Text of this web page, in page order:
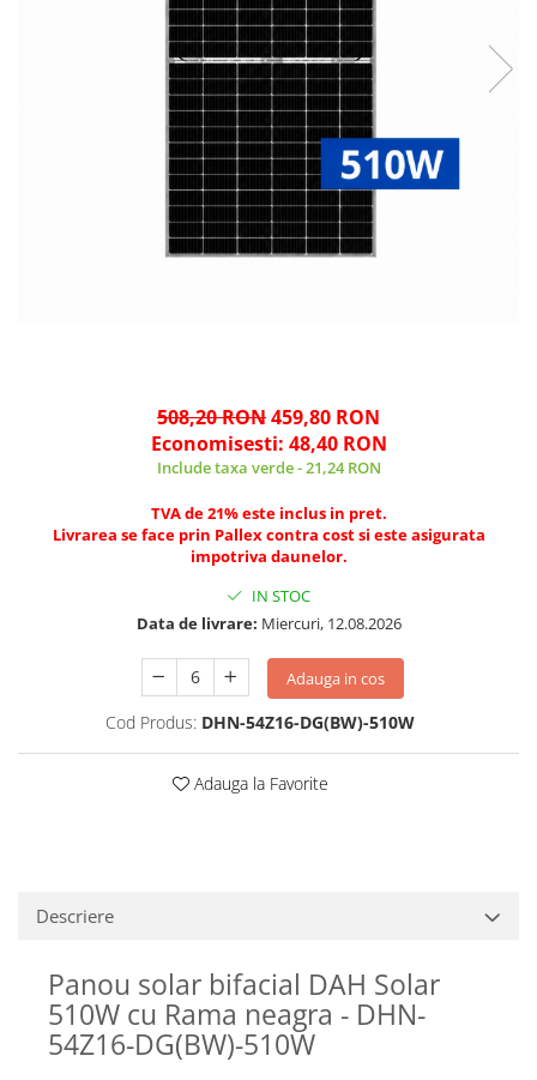
508,20 RON459,80 RON
Economisesti: 48,40 RON
Include taxa verde - 21,24 RON
TVA de 21% este inclus in pret.
Livrarea se face prin Pallex contra cost si este asigurata
impotriva daunelor.
IN STOC
Data de livrare: Miercuri, 12.08.2026
Adauga in cos
Cod Produs: DHN-54Z16-DG(BW)-510W
Adauga la Favorite
Descriere
Panou solar bifacial DAH Solar
510W cu Rama neagra - DHN-
54Z16-DG(BW)-510W